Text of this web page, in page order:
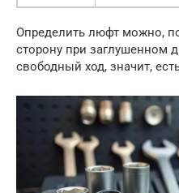
Определить люфт можно,
сторону при заглушенном
свободный ход, значит,